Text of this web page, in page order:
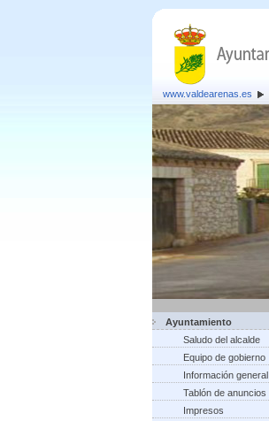
www.valdearenas.es
Ayuntamiento
Saludo del alcalde
Equipo de gobierno
Información general
Tablón de anuncios
Impresos